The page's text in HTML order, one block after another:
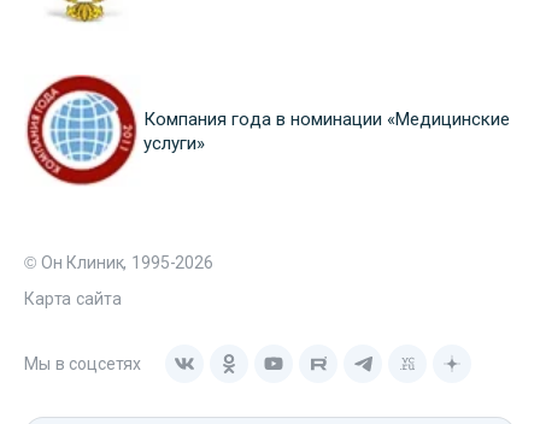
Компания года в номинации «Медицинские
услуги»
© Он Клиник, 1995-2026
Карта сайта
Мы в соцсетях